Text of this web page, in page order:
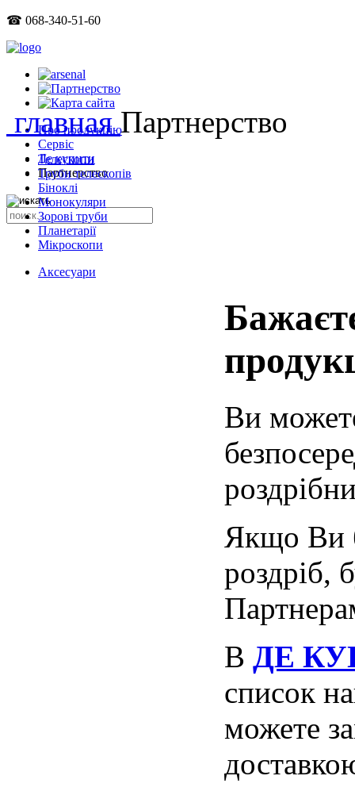
☎ 068-340-51-60
Про продукцію
Сервіс
Де купити
Партнерство
главная Партнерство
Телескопи
Труби телескопів
Біноклі
Монокуляри
Зорові труби
Планетарії
Мікроскопи
Аксесуари
Ви
Якщо Ви
роздріб,
В ДЕ
список
можете